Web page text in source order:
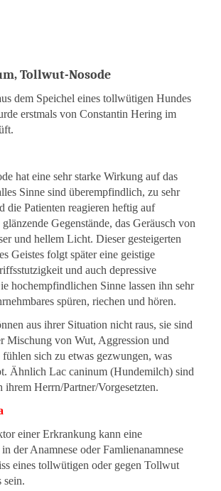
Tollwut-Nosode
dem Speichel eines tollwütigen Hundes
erstmals von Constantin Hering im
hat eine sehr starke Wirkung auf das
Sinne sind überempfindlich, zu sehr
die Patienten reagieren heftig auf
Gegenstände, das Geräusch von
und hellem Licht. Dieser gesteigerten
Geistes folgt später eine geistige
und auch depressive
hochempfindlichen Sinne lassen ihn sehr
spüren, riechen und hören.
aus ihrer Situation nicht raus, sie sind
Mischung von Wut, Aggression und
sich zu etwas gezwungen, was
Ähnlich Lac caninum (Hundemilch) sind
ihrem Herrn/Partner/Vorgesetzten.
einer Erkrankung kann eine
der Anamnese oder Famlienanamnese
eines tollwütigen oder gegen Tollwut
sein.